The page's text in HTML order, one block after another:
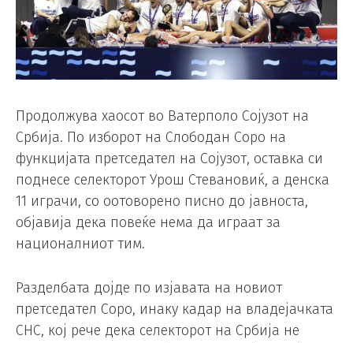
Продолжува хаосот во Ватерполо Сојузот на
Србија. По изборот на Слободан Соро на
функцијата претседател на Сојузот, оставка си
поднесе селекторот Урош Стевановиќ, а денска
11 играчи, со оотоворено писно до јавноста,
објавија дека повеќе нема да играат за
националниот тим.
Разделбата дојде по изјавата на новиот
претседател Соро, инаку кадар на владејачката
СНС, кој рече дека селекторот на Србија не